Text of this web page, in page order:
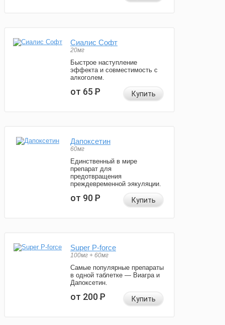
Сиалис Софт
20мг
Быстрое наступление
эффекта и совместимость с
алкоголем.
от 65Р Купить
Дапоксетин
60мг
Единственный в мире
препарат для
предотвращения
преждевременной эякуляции.
от 90Р Купить
Super P-force
100мг + 60мг
Самые популярные препараты
в одной таблетке — Виагра и
Дапоксетин.
от 200Р Купить